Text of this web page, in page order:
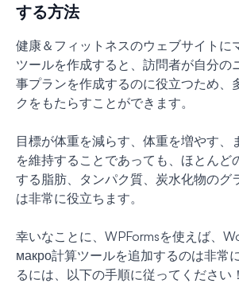
する方法
健康＆フィットネスのウェブサイトに
ツールを作成すると、訪問者が自分の
事プランを作成するのに役立つため、
クをもたらすことができます。
目標が体重を減らす、体重を増やす、
を維持することであっても、ほとんど
する脂肪、タンパク質、炭水化物のグ
は非常に役立ちます。
幸いなことに、WPFormsを使えば、
макро計算ツールを追加するのは非常
るには、以下の手順に従ってください！